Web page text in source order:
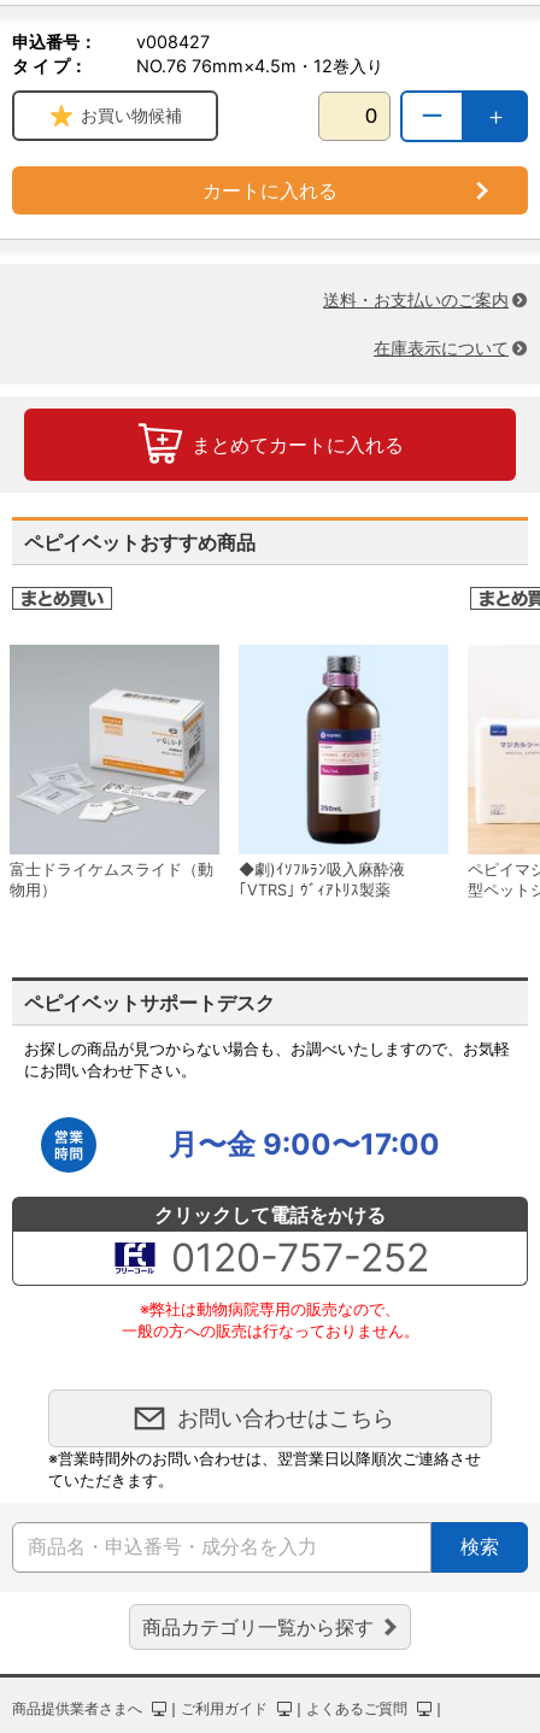
申込番号：
v008427
タ イ プ：
NO.76 76mm×4.5m・12巻入り
＋
ー
お買い物候補
カートに入れる
送料・お支払いのご案内
在庫表示について
まとめてカートに入れる
ペピイベットおすすめ商品
富士ドライケムスライド（動
物用）
◆劇)ｲｿﾌﾙﾗﾝ吸入麻酔液
｢VTRS｣ ｳﾞｨｱﾄﾘｽ製薬
ペピイマ
型ペット
ペピイベットサポートデスク
お探しの商品が見つからない場合も、お調べいたしますので、お気軽
にお問い合わせ下さい。
月〜金 9:00〜17:00
クリックして電話をかける
0120-757-252
※弊社は動物病院専用の販売なので、
一般の方への販売は行なっておりません。
お問い合わせはこちら
※営業時間外のお問い合わせは、翌営業日以降順次ご連絡させ
ていただきます。
検索
商品カテゴリ一覧から探す
商品提供業者さまへ ｜ ご利用ガイド ｜ よくあるご質問 ｜